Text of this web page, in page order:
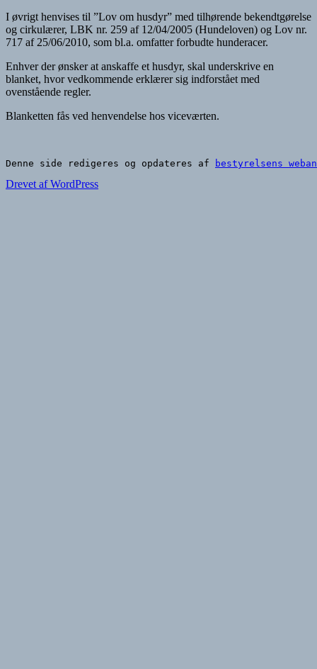
I øvrigt henvises til ”Lov om husdyr” med tilhørende bekendtgørelse
og cirkulærer, LBK nr. 259 af 12/04/2005 (Hundeloven) og Lov nr.
717 af 25/06/2010, som bl.a. omfatter forbudte hunderacer.
Enhver der ønsker at anskaffe et husdyr, skal underskrive en
blanket, hvor vedkommende erklærer sig indforstået med
ovenstående regler.
Blanketten fås ved henvendelse hos viceværten.
Denne side redigeres og opdateres af bestyrelsens
Drevet af WordPress